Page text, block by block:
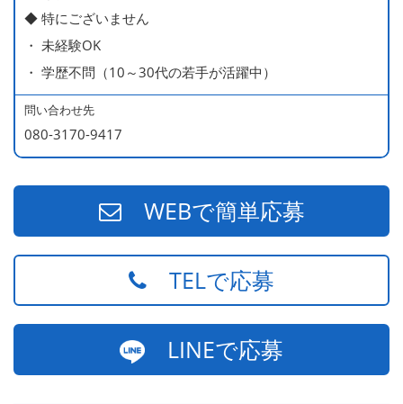
ー持ち）
490万円／店長代理（20代・入社2年目・入社後に結婚。
ラブラブな新婚さん）
540万円／店長（20代・入社3年目・ 育休取得して、更に
やる気MAXの2児のお父さん）
670万円／統括店長（30代・入社7年目・中学生の長男筆
頭に3人の子供を持つ一家の大黒柱）
◆ 特にございません
・ 未経験OK
・ 学歴不問（10～30代の若手が活躍中）
問い合わせ先
080-3170-9417
WEBで簡単応募
TELで応募
LINEで応募